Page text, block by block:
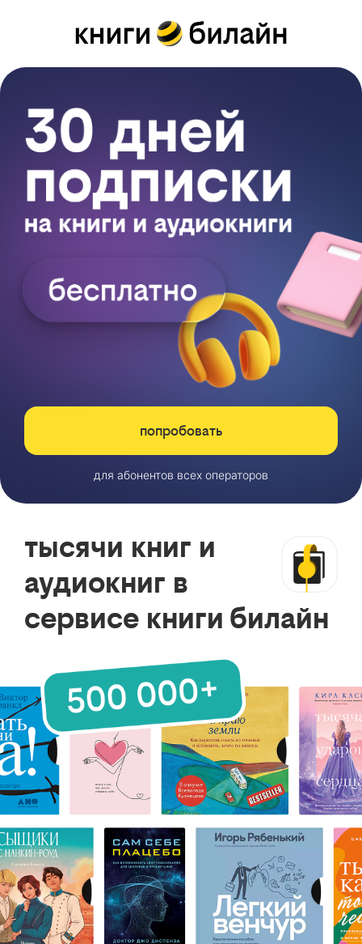
попробовать
для абонентов всех операторов
тысячи книг и
аудиокниг в
сервисе книги билайн